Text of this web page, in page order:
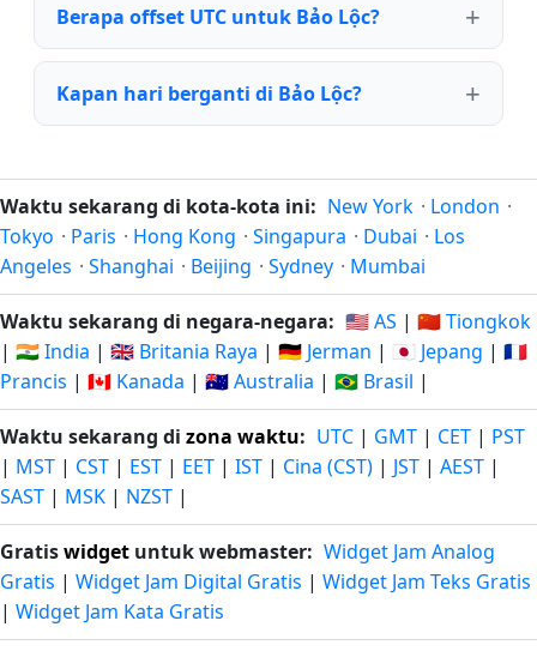
Berapa offset UTC untuk Bảo Lộc?
Kapan hari berganti di Bảo Lộc?
Waktu sekarang di kota-kota ini: New York · London ·
Tokyo · Paris · Hong Kong · Singapura · Dubai · Los
Angeles · Shanghai · Beijing · Sydney · Mumbai
Waktu sekarang di negara-negara: 🇺🇸 AS | 🇨🇳 Tiongkok
| 🇮🇳 India | 🇬🇧 Britania Raya | 🇩🇪 Jerman | 🇯🇵 Jepang | 🇫🇷
Prancis | 🇨🇦 Kanada | 🇦🇺 Australia | 🇧🇷 Brasil |
Waktu sekarang di zona waktu: UTC | GMT | CET | PST
| MST | CST | EST | EET | IST | Cina (CST) | JST | AEST |
SAST | MSK | NZST |
Gratiswidget untuk webmaster: Widget Jam Analog
Gratis | Widget Jam Digital Gratis | Widget Jam Teks Gratis
| Widget Jam Kata Gratis